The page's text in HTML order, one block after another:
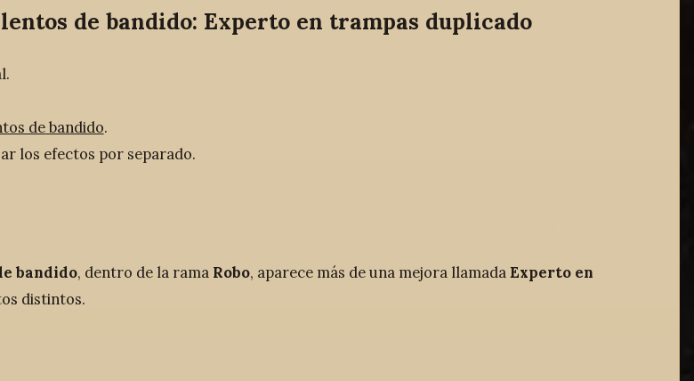
de bandido: Experto en trampas duplicado
de bandido.
los efectos por separado.
bandido, dentro de la rama Robo, aparece más de una mejora llamadaExperto en
distintos.